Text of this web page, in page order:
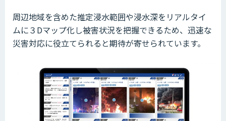
周辺地域を含めた推定浸水範囲や浸水深をリアルタイ
ムに３Dマップ化し被害状況を把握できるため、迅速な
災害対応に役立てられると期待が寄せられています。